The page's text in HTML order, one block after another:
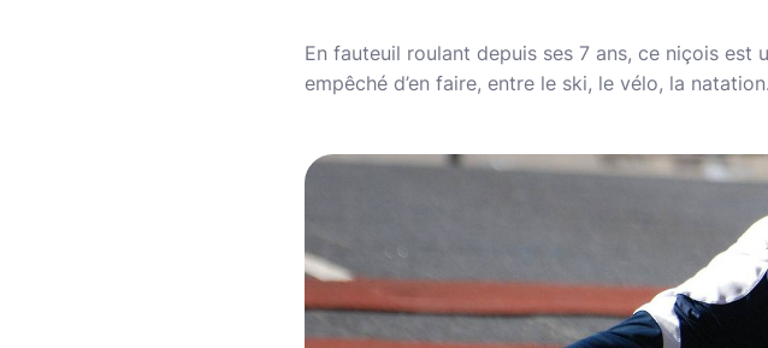
En fauteuil roulant depuis ses 7 ans, ce niçois est
empêché d’en faire, entre le ski, le vélo, la